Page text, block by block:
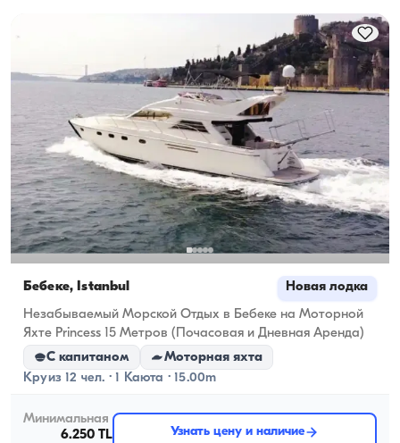
Бебеке, İstanbul Новая лодка
Незабываемый Морской Отдых в Бебеке на Моторной
Яхте Princess 15 Метров (Почасовая и Дневная Аренда)
С капитаном
Моторная яхта
Круиз 12 чел. · 1 Каюта · 15.00m
Минимальная
6.250 TL
Узнать цену и наличие